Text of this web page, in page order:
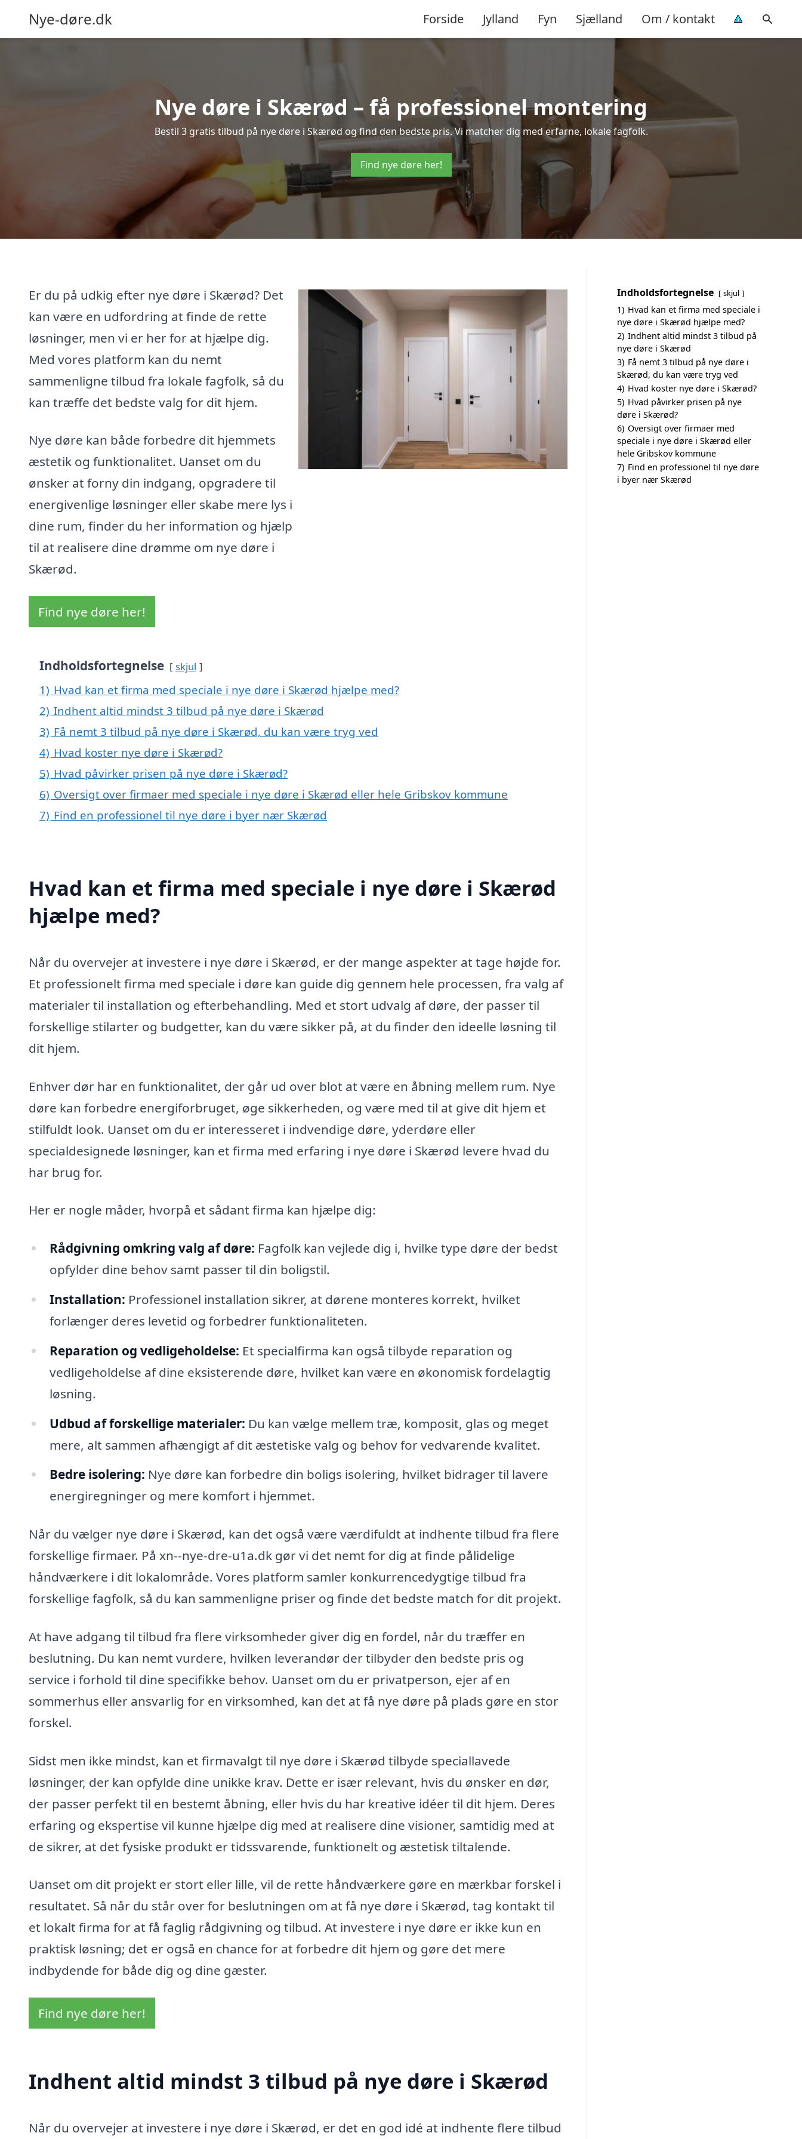
Nye-døre.dk Forside Jylland Fyn Sjælland Om / kontakt
Nye døre i Skærød – få professionel montering
Bestil 3 gratis tilbud på nye døre i Skærød og find den bedste pris. Vi matcher dig med erfarne, lokale fagfolk.
Find nye døre her!
Er du på udkig efter nye døre i Skærød? Det
kan være en udfordring at finde de rette
løsninger, men vi er her for at hjælpe dig.
Med vores platform kan du nemt
sammenligne tilbud fra lokale fagfolk, så du
kan træffe det bedste valg for dit hjem.
Nye døre kan både forbedre dit hjemmets
æstetik og funktionalitet. Uanset om du
ønsker at forny din indgang, opgradere til
energivenlige løsninger eller skabe mere lys i
dine rum, finder du her information og hjælp
til at realisere dine drømme om nye døre i
Skærød.
Find nye døre her!
Indholdsfortegnelse skjul
1) Hvad kan et firma med speciale i nye døre i Skærød hjælpe med?
2) Indhent altid mindst 3 tilbud på nye døre i Skærød
3) Få nemt 3 tilbud på nye døre i Skærød, du kan være tryg ved
4) Hvad koster nye døre i Skærød?
5) Hvad påvirker prisen på nye døre i Skærød?
6) Oversigt over firmaer med speciale i nye døre i Skærød eller hele Gribskov kommune
7) Find en professionel til nye døre i byer nær Skærød
Hvad kan et firma med speciale i nye døre i Skærød
hjælpe med?
Når du overvejer at investere i nye døre i Skærød, er der mange aspekter at tage højde for.
Et professionelt firma med speciale i døre kan guide dig gennem hele processen, fra valg af
materialer til installation og efterbehandling. Med et stort udvalg af døre, der passer til
forskellige stilarter og budgetter, kan du være sikker på, at du finder den ideelle løsning til
dit hjem.
Enhver dør har en funktionalitet, der går ud over blot at være en åbning mellem rum. Nye
døre kan forbedre energiforbruget, øge sikkerheden, og være med til at give dit hjem et
stilfuldt look. Uanset om du er interesseret i indvendige døre, yderdøre eller
specialdesignede løsninger, kan et firma med erfaring i nye døre i Skærød levere hvad du
har brug for.
Her er nogle måder, hvorpå et sådant firma kan hjælpe dig:
Rådgivning omkring valg af døre: Fagfolk kan vejlede dig i, hvilke type døre der bedst
opfylder dine behov samt passer til din boligstil.
Installation: Professionel installation sikrer, at dørene monteres korrekt, hvilket
forlænger deres levetid og forbedrer funktionaliteten.
Reparation og vedligeholdelse: Et specialfirma kan også tilbyde reparation og
vedligeholdelse af dine eksisterende døre, hvilket kan være en økonomisk fordelagtig
løsning.
Udbud af forskellige materialer: Du kan vælge mellem træ, komposit, glas og meget
mere, alt sammen afhængigt af dit æstetiske valg og behov for vedvarende kvalitet.
Bedre isolering: Nye døre kan forbedre din boligs isolering, hvilket bidrager til lavere
energiregninger og mere komfort i hjemmet.
Når du vælger nye døre i Skærød, kan det også være værdifuldt at indhente tilbud fra flere
forskellige firmaer. På xn--nye-dre-u1a.dk gør vi det nemt for dig at finde pålidelige
håndværkere i dit lokalområde. Vores platform samler konkurrencedygtige tilbud fra
forskellige fagfolk, så du kan sammenligne priser og finde det bedste match for dit projekt.
At have adgang til tilbud fra flere virksomheder giver dig en fordel, når du træffer en
beslutning. Du kan nemt vurdere, hvilken leverandør der tilbyder den bedste pris og
service i forhold til dine specifikke behov. Uanset om du er privatperson, ejer af en
sommerhus eller ansvarlig for en virksomhed, kan det at få nye døre på plads gøre en stor
forskel.
Sidst men ikke mindst, kan et firmavalgt til nye døre i Skærød tilbyde speciallavede
løsninger, der kan opfylde dine unikke krav. Dette er især relevant, hvis du ønsker en dør,
der passer perfekt til en bestemt åbning, eller hvis du har kreative idéer til dit hjem. Deres
erfaring og ekspertise vil kunne hjælpe dig med at realisere dine visioner, samtidig med at
de sikrer, at det fysiske produkt er tidssvarende, funktionelt og æstetisk tiltalende.
Uanset om dit projekt er stort eller lille, vil de rette håndværkere gøre en mærkbar forskel i
resultatet. Så når du står over for beslutningen om at få nye døre i Skærød, tag kontakt til
et lokalt firma for at få faglig rådgivning og tilbud. At investere i nye døre er ikke kun en
praktisk løsning; det er også en chance for at forbedre dit hjem og gøre det mere
indbydende for både dig og dine gæster.
Find nye døre her!
Indhent altid mindst 3 tilbud på nye døre i Skærød
Når du overvejer at investere i nye døre i Skærød, er det en god idé at indhente flere tilbud
Indholdsfortegnelse skjul
1) Hvad kan et firma med speciale i
nye døre i Skærød hjælpe med?
2) Indhent altid mindst 3 tilbud på
nye døre i Skærød
3) Få nemt 3 tilbud på nye døre i
Skærød, du kan være tryg ved
4) Hvad koster nye døre i Skærød?
5) Hvad påvirker prisen på nye
døre i Skærød?
6) Oversigt over firmaer med
speciale i nye døre i Skærød eller
hele Gribskov kommune
7) Find en professionel til nye døre
i byer nær Skærød